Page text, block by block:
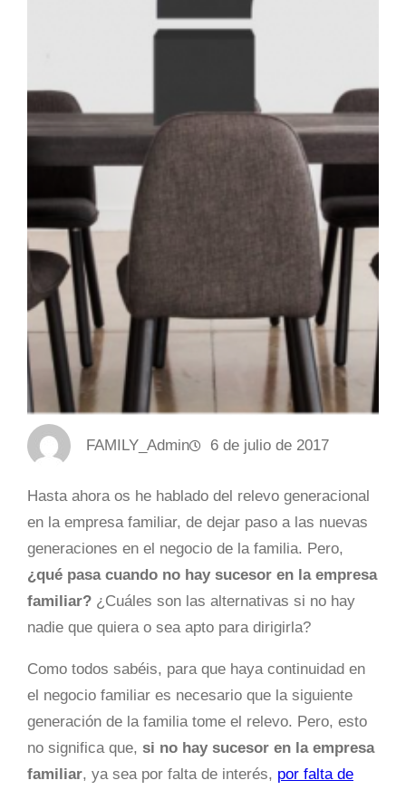
FAMILY_Admin 6 de julio de 2017
Hasta ahora os he hablado del relevo generacional
en la empresa familiar, de dejar paso a las nuevas
generaciones en el negocio de la familia. Pero,
¿qué pasa cuando no hay sucesor en la empresa
familiar? ¿Cuáles son las alternativas si no hay
nadie que quiera o sea apto para dirigirla?
Como todos sabéis, para que haya continuidad en
el negocio familiar es necesario que la siguiente
generación de la familia tome el relevo. Pero, esto
no significa que, si no hay sucesor en la empresa
familiar, ya sea por falta de interés, por falta de